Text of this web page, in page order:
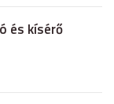
és kísérő